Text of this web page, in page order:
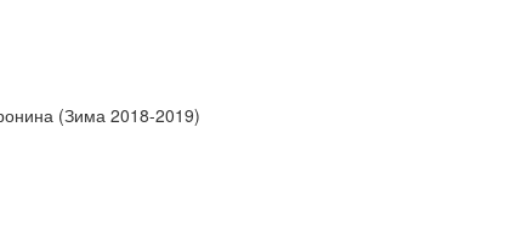
(Зима 2018-2019)